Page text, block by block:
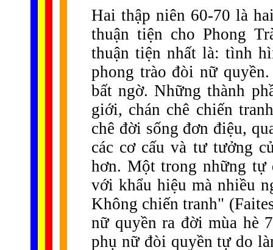
Hai thập niên 60-70 là
thuận tiện cho Phong
thuận tiện nhất là: tình
phong trào đòi nữ
bất ngờ. Những thành
giới, chán chê chiến
chê đời sống đơn điệu,
các cơ cấu và tư tưởng
hơn. Một trong những
với khẩu hiệu mà nhiều
Không chiến tranh"
nữ quyền ra đời mùa hè
phụ nữ đòi quyền tự do